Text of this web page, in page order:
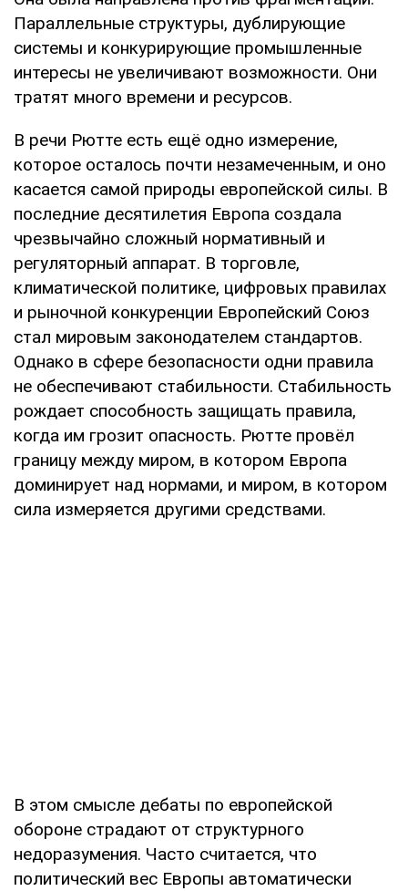
Параллельные структуры, дублирующие
системы и конкурирующие промышленные
интересы не увеличивают возможности. Они
тратят много времени и ресурсов.
В речи Рютте есть ещё одно измерение,
которое осталось почти незамеченным, и оно
касается самой природы европейской силы. В
последние десятилетия Европа создала
чрезвычайно сложный нормативный и
регуляторный аппарат. В торговле,
климатической политике, цифровых правилах
и рыночной конкуренции Европейский Союз
стал мировым законодателем стандартов.
Однако в сфере безопасности одни правила
не обеспечивают стабильности. Стабильность
рождает способность защищать правила,
когда им грозит опасность. Рютте провёл
границу между миром, в котором Европа
доминирует над нормами, и миром, в котором
сила измеряется другими средствами.
В этом смысле дебаты по европейской
обороне страдают от структурного
недоразумения. Часто считается, что
политический вес Европы автоматически